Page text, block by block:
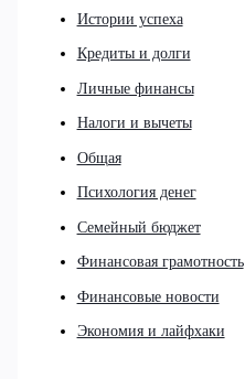
Истории успеха
Кредиты и долги
Личные финансы
Налоги и вычеты
Общая
Психология денег
Семейный бюджет
Финансовая грамотность
Финансовые новости
Экономия и лайфхаки